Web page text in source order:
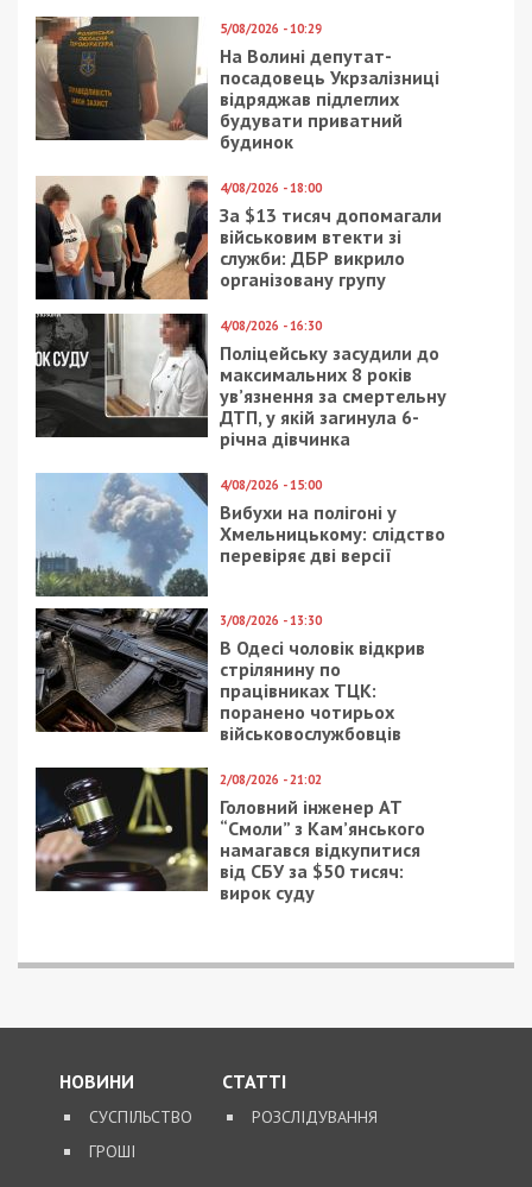
5/08/2026 - 10:29
На Волині депутат-
посадовець Укрзалізниці
відряджав підлеглих
будувати приватний
будинок
4/08/2026 - 18:00
За $13 тисяч допомагали
військовим втекти зі
служби: ДБР викрило
організовану групу
4/08/2026 - 16:30
Поліцейську засудили до
максимальних 8 років
ув’язнення за смертельну
ДТП, у якій загинула 6-
річна дівчинка
4/08/2026 - 15:00
Вибухи на полігоні у
Хмельницькому: слідство
перевіряє дві версії
3/08/2026 - 13:30
В Одесі чоловік відкрив
стрілянину по
працівниках ТЦК:
поранено чотирьох
військовослужбовців
2/08/2026 - 21:02
Головний інженер АТ
“Смоли” з Кам’янського
намагався відкупитися
від СБУ за $50 тисяч:
вирок суду
НОВИНИ
СУСПІЛЬСТВО
ГРОШІ
СТАТТІ
РОЗСЛІДУВАННЯ